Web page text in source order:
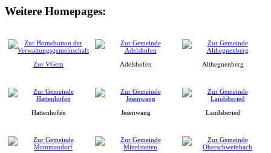
Weitere Homepages:
Zur VGem Adelshofen Althegnenberg
Hattenhofen Jesenwang Landsberied